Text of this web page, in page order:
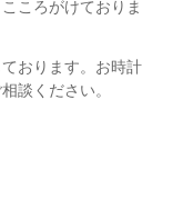
ころがけておりま
おります。お時計
談ください。